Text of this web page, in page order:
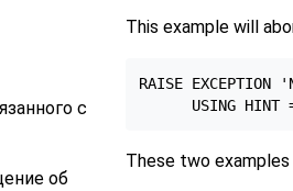
с
об
This example will
RAISE
These two